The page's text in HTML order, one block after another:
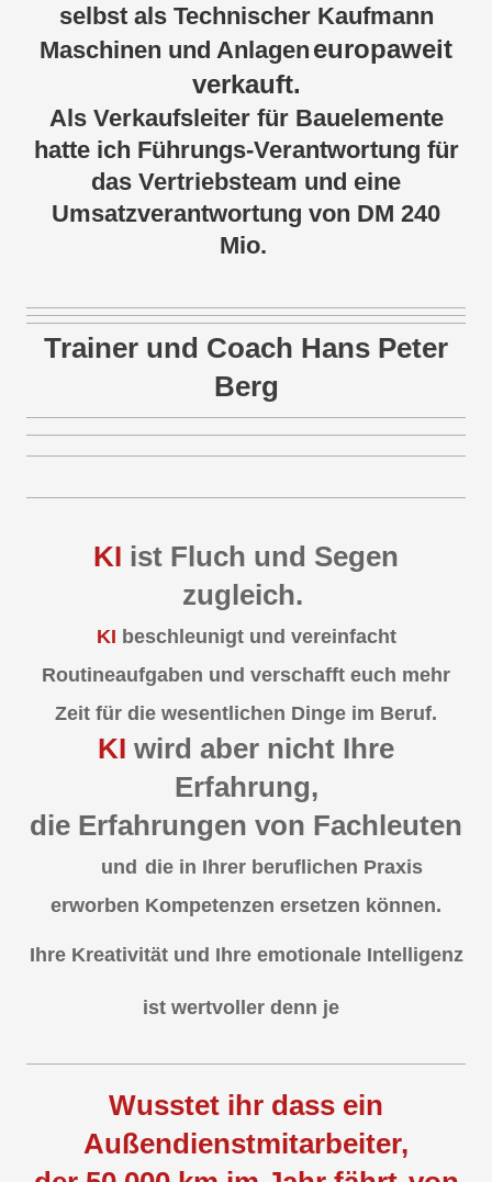
selbst als Technischer Kaufmann
Maschinen und Anlagen europaweit
verkauft.
Als Verkaufsleiter für Bauelemente
hatte ich Führungs-Verantwortung für
das Vertriebsteam und eine
Umsatzverantwortung von DM 240
Mio.
Trainer und Coach Hans Peter
Berg
KI ist Fluch und Segen
zugleich.
KI beschleunigt und vereinfacht
Routineaufgaben und verschafft euch mehr
Zeit für die wesentlichen Dinge im Beruf.
KI wird aber nicht Ihre
Erfahrung,
die Erfahrungen von Fachleuten
und die in Ihrer beruflichen Praxis
erworben Kompetenzen ersetzen können.
Ihre Kreativität und Ihre emotionale Intelligenz
ist wertvoller denn je
Wusstet ihr dass ein
Außendienstmitarbeiter,